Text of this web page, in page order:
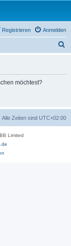
Anmelden
Registrieren
möchtest?
Alle Zeiten sind UTC+02:00
Limited